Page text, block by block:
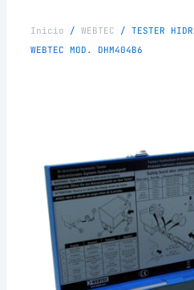
Inicio / WEBTEC / TESTER
WEBTEC MOD. DHM404B6